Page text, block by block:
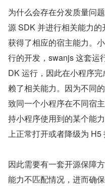
为什么会存在分发质量问
源 SDK 并进行相关能力
获得了相应的宿主能力。
行的开发，swanjs 这套运
DK 运行，因此在小程序
赖了相关能力。因为不同
致同一个小程序在不同宿
持小程序使用到的某个能
上正常打开或者降级为 H5
因此需要有一套开源保障
能力不匹配情况，进而确